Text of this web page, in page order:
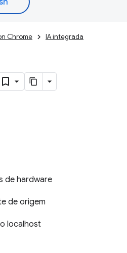
Chrome IA integrada
de hardware
de origem
localhost